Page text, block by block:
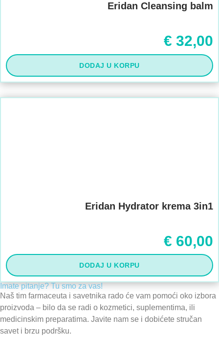
Eridan Cleansing balm
€ 32,00
DODAJ U KORPU
Eridan Hydrator krema 3in1
€ 60,00
DODAJ U KORPU
Imate pitanje? Tu smo za vas!
Naš tim farmaceuta i savetnika rado će vam pomoći oko izbora
proizvoda – bilo da se radi o kozmetici, suplementima, ili
medicinskim preparatima. Javite nam se i dobićete stručan
savet i brzu podršku.